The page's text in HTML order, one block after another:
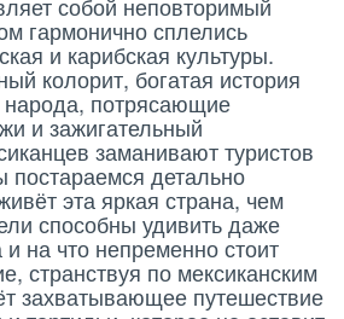
гармонично сплелись
и карибская культуры.
колорит, богатая история
народа, потрясающие
и зажигательный
заманивают туристов
детально
эта яркая страна, чем
способны удивить даже
и на что непременно стоит
странствуя по мексиканским
захватывающее путешествие